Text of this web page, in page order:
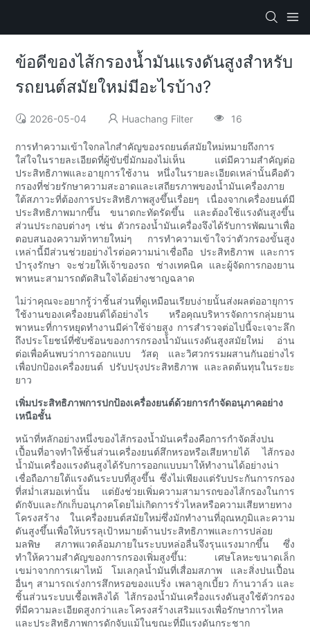
ข้อดีของไส้กรองน้ำมันแรงดันสูงสำหรับ
รถยนต์สมัยใหม่มีอะไรบ้าง?
2026-05-04 Huachang Filter 16
การทำความเข้าใจกลไกสำคัญของรถยนต์สมัยใหม่หมายถึงการ
ใส่ใจในรายละเอียดที่ผู้ขับขี่มักมองไม่เห็น แต่มีความสำคัญต่อ
ประสิทธิภาพและอายุการใช้งาน หนึ่งในรายละเอียดเหล่านั้นคือตัว
กรองที่ช่วยรักษาความสะอาดและเสถียรภาพของน้ำมันเครื่องภาย
ใต้สภาวะที่ต้องการประสิทธิภาพสูงขึ้นเรื่อยๆ เนื่องจากเครื่องยนต์มี
ประสิทธิภาพมากขึ้น ขนาดกะทัดรัดขึ้น และต้องใช้แรงดันสูงขึ้น
ส่วนประกอบต่างๆ เช่น ตัวกรองน้ำมันเครื่องจึงได้รับการพัฒนาเพื่อ
ตอบสนองความท้าทายใหม่ๆ การทำความเข้าใจว่าตัวกรองขั้นสูง
เหล่านี้มีส่วนช่วยอย่างไรต่อความน่าเชื่อถือ ประสิทธิภาพ และการ
บำรุงรักษา จะช่วยให้เจ้าของรถ ช่างเทคนิค และผู้จัดการกองยาน
พาหนะสามารถตัดสินใจได้อย่างชาญฉลาด
ไม่ว่าคุณจะอยากรู้ว่าชิ้นส่วนที่ดูเหมือนเรียบง่ายนั้นส่งผลต่ออายุการ
ใช้งานของเครื่องยนต์ได้อย่างไร หรือคุณบริหารจัดการกลุ่มยาน
พาหนะที่การหยุดทำงานมีค่าใช้จ่ายสูง การสำรวจต่อไปนี้จะเจาะลึก
ถึงประโยชน์ที่ซับซ้อนของการกรองน้ำมันแรงดันสูงสมัยใหม่ อ่าน
ต่อเพื่อค้นพบว่าการออกแบบ วัสดุ และวิศวกรรมผสานกันอย่างไร
เพื่อปกป้องเครื่องยนต์ ปรับปรุงประสิทธิภาพ และลดต้นทุนในระยะ
ยาว
เพิ่มประสิทธิภาพการปกป้องเครื่องยนต์ด้วยการกำจัดอนุภาคอย่าง
เหนือชั้น
หน้าที่หลักอย่างหนึ่งของไส้กรองน้ำมันเครื่องคือการกำจัดสิ่งปน
เปื้อนที่อาจทำให้ชิ้นส่วนเครื่องยนต์สึกหรอหรือเสียหายได้ ไส้กรอง
น้ำมันเครื่องแรงดันสูงได้รับการออกแบบมาให้ทำงานได้อย่างน่า
เชื่อถือภายใต้แรงดันระบบที่สูงขึ้น ซึ่งไม่เพียงแต่รับประกันการกรอง
ที่สม่ำเสมอเท่านั้น แต่ยังช่วยเพิ่มความสามารถของไส้กรองในการ
ดักจับและกักเก็บอนุภาคโดยไม่เกิดการรั่วไหลหรือความเสียหายทาง
โครงสร้าง ในเครื่องยนต์สมัยใหม่ซึ่งมักทำงานที่อุณหภูมิและความ
ดันสูงขึ้นเพื่อให้บรรลุเป้าหมายด้านประสิทธิภาพและการปล่อย
มลพิษ สภาพแวดล้อมภายในระบบหล่อลื่นจึงรุนแรงมากขึ้น ซึ่ง
ทำให้ความสำคัญของการกรองเพิ่มสูงขึ้น: เศษโลหะขนาดเล็ก
เขม่าจากการเผาไหม้ โมเลกุลน้ำมันที่เสื่อมสภาพ และสิ่งปนเปื้อน
อื่นๆ สามารถเร่งการสึกหรอของแบริ่ง เพลาลูกเบี้ยว ก้านวาล์ว และ
ชิ้นส่วนระบบเชื้อเพลิงได้ ไส้กรองน้ำมันเครื่องแรงดันสูงใช้ตัวกรอง
ที่มีความละเอียดสูงกว่าและโครงสร้างเสริมแรงเพื่อรักษาการไหล
และประสิทธิภาพการดักจับแม้ในขณะที่มีแรงดันกระชาก